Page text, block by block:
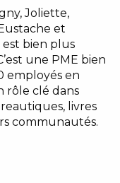
Joliette,
et
est bien plus
une PME bien
employés en
rôle clé dans
livres
communautés.